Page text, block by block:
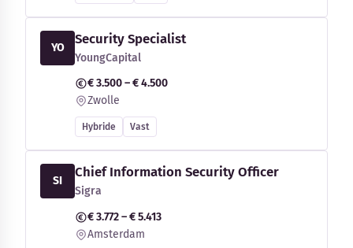
YO
Security Specialist
YoungCapital
€ 3.500 – € 4.500
Zwolle
Hybride Vast
SI
Chief Information Security Officer
Sigra
€ 3.772 – € 5.413
Amsterdam